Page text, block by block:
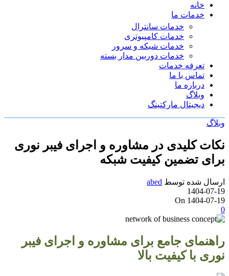
خانه
خدمات ما
خدمات سانترال
خدمات کامپیوتری
خدمات شبکه و سرور
خدمات دوربین مدار بسته
تعرفه خدمات
تماس با ما
درباره ما
وبلاگ
دیجیتال مارکتینگ
وبلاگ
نکات کلیدی در مشاوره و اجرای فیبر نوری
برای تضمین کیفیت شبکه
ارسال شده توسط abed
1404-07-19
On 1404-07-19
0
راهنمای جامع برای مشاوره و اجرای فیبر
نوری با کیفیت بالا